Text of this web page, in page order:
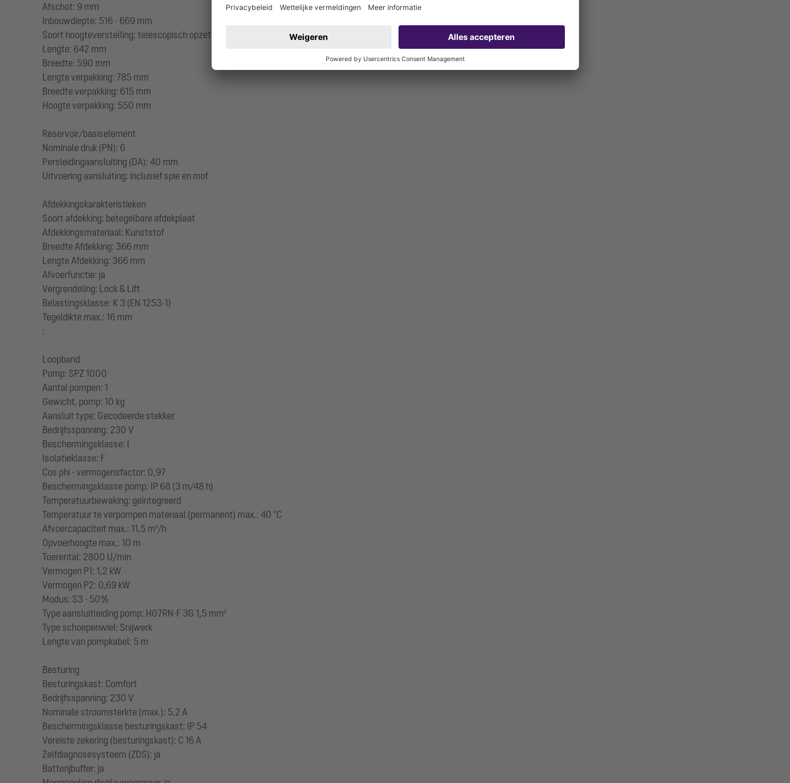
Afschot: 9 mm
Inbouwdiepte: 516 - 669 mm
Soort hoogteverstelling: telescopisch opzetstuk
Lengte: 642 mm
Breedte: 590 mm
Lengte verpakking: 785 mm
Breedte verpakking: 615 mm
Hoogte verpakking: 550 mm
Reservoir/basiselement
Nominale druk (PN): 6
Persleidingaansluiting (DA): 40 mm
Uitvoering aansluiting: inclusief spie en mof
Afdekkingskarakteristieken
Soort afdekking: betegelbare afdekplaat
Afdekkingsmateriaal: Kunststof
Breedte Afdekking: 366 mm
Lengte Afdekking: 366 mm
Afvoerfunctie: ja
Vergrendeling: Lock & Lift
Belastingsklasse: K 3 (EN 1253-1)
Tegeldikte max.: 16 mm
:
Loopband
Pomp: SPZ 1000
Aantal pompen: 1
Gewicht, pomp: 10 kg
Aansluit type: Gecodeerde stekker
Bedrijfsspanning: 230 V
Beschermingsklasse: I
Isolatieklasse: F
Cos phi - vermogensfactor: 0,97
Beschermingsklasse pomp: IP 68 (3 m/48 h)
Temperatuurbewaking: geïntegreerd
Temperatuur te verpompen materiaal (permanent) max.: 40 °C
Afvoercapaciteit max.: 11,5 m³/h
Opvoerhoogte max.: 10 m
Toerental: 2800 U/min
Vermogen P1: 1,2 kW
Vermogen P2: 0,69 kW
Modus: S3 - 50%
Type aansluitleiding pomp: H07RN-F 3G 1,5 mm²
Type schoepenwiel: Snijwerk
Lengte van pompkabel: 5 m
Besturing
Besturingskast: Comfort
Bedrijfsspanning: 230 V
Nominale stroomsterkte (max.): 5,2 A
Beschermingsklasse besturingskast: IP 54
Vereiste zekering (besturingskast): C 16 A
Zelfdiagnosesysteem (ZDS): ja
Batterijbuffer: ja